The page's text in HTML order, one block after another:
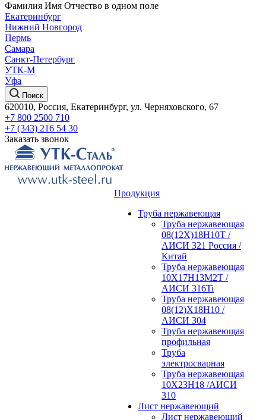
Фамилия Имя Отчество в одном поле
Екатеринбург
Нижний Новгород
Пермь
Самара
Санкт-Петербург
УТК-М
Уфа
Поиск
620010, Россия, Екатеринбург, ул. Черняховского, 67
+7 800 2500 710
+7 (343) 216 54 30
Заказать звонок
Продукция
Труба нержавеющая
Труба нержавеющая
08(12Х)18Н10Т /
АИСИ 321 Россия /
Китай
Труба нержавеющая
10Х17Н13М2Т /
АИСИ 316Ti
Труба нержавеющая
08(12)Х18Н10 /
АИСИ 304
Труба нержавеющая
профильная
Труба
электросварная
Труба нержавеющая
10Х23Н18 /АИСИ
310
Лист нержавеющий
Лист нержавеющий